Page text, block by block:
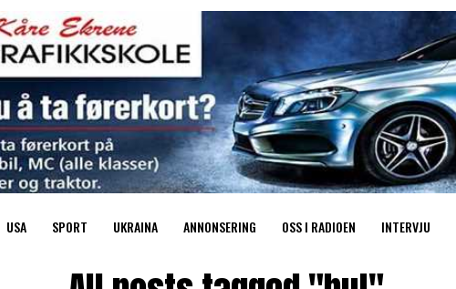
USA SPORT UKRAINA ANNONSERING OSS I RADIOEN INTERVJU